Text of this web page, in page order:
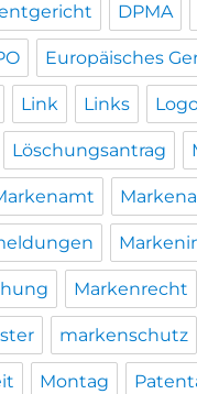
DPMA
Europäisches
Link Links
Löschungsantrag
Markenrecht
markenschutz
Montag